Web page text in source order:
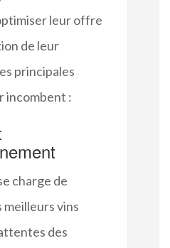
leur offre
de leur
principales
incombent :
charge de
vins
des